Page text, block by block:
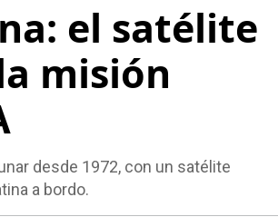
el satélite
misión
desde 1972, con un satélite
a bordo.